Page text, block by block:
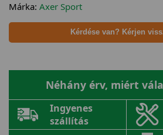
Márka: Axer Sport
Kérdése van? Kérjen
Néhány érv, miért
Ingyenes
szállítás